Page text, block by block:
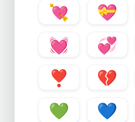
💘
💝
💓
💞
❣
💔
💚
💙